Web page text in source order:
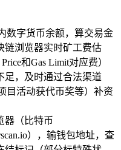
数字货币余额，算交易金
链浏览器实时矿工费估
和Gas Limit对应费）
足，及时通过合法渠道
目活动获代币奖等）补资
器（比特币
），输钱包地址，查